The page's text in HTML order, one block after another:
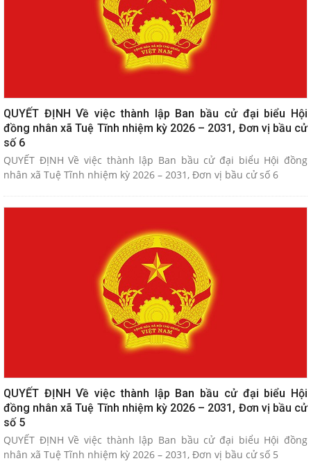
QUYẾT ĐỊNH Về việc thành lập Ban bầu cử đại biểu Hội
đồng nhân xã Tuệ Tĩnh nhiệm kỳ 2026 – 2031, Đơn vị bầu cử
số 6
QUYẾT ĐỊNH Về việc thành lập Ban bầu cử đại biểu Hội đồng
nhân xã Tuệ Tĩnh nhiệm kỳ 2026 – 2031, Đơn vị bầu cử số 6
QUYẾT ĐỊNH Về việc thành lập Ban bầu cử đại biểu Hội
đồng nhân xã Tuệ Tĩnh nhiệm kỳ 2026 – 2031, Đơn vị bầu cử
số 5
QUYẾT ĐỊNH Về việc thành lập Ban bầu cử đại biểu Hội đồng
nhân xã Tuệ Tĩnh nhiệm kỳ 2026 – 2031, Đơn vị bầu cử số 5